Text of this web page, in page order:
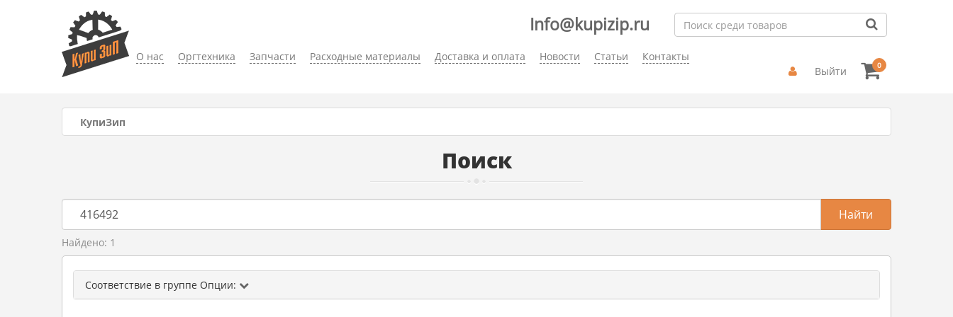
О нас Оргтехника Запчасти Расходные материалы Доставка и оплата Новости Статьи Контакты
Info@kupizip.ru
Выйти 0
КупиЗип
Поиск
Найдено: 1
Соответствие в группе Опции: